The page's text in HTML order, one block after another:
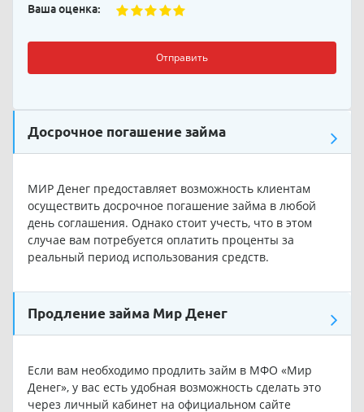
Ваша оценка:
Отправить
Досрочное погашение займа
МИР Денег предоставляет возможность клиентам
осуществить досрочное погашение займа в любой
день соглашения. Однако стоит учесть, что в этом
случае вам потребуется оплатить проценты за
реальный период использования средств.
Продление займа Мир Денег
Если вам необходимо продлить займ в МФО «Мир
Денег», у вас есть удобная возможность сделать это
через личный кабинет на официальном сайте